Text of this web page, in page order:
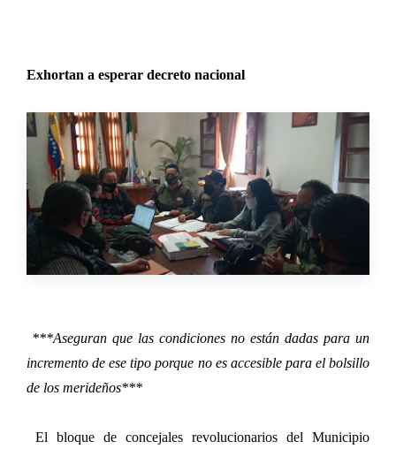
Exhortan a esperar decreto nacional
***Aseguran que las condiciones no están dadas para un
incremento de ese tipo porque no es accesible para el bolsillo
de los merideños***
El bloque de concejales revolucionarios del Municipio